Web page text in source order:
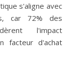
s'aligne avec
car 72% des
l'impact
facteur d'achat